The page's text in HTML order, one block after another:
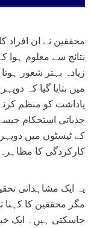
محققین نے ان افراد
نتائج سے معلوم ہوا
زیادہ بہتر شعور
میں بتایا گیا کہ
یاداشت کو منظم
جذباتی استحکام
کے ٹیسٹوں میں دوپہر
کارکردگی کا مظاہرہ
یہ ایک مشاہداتی
مگر محققین کا کہنا
جاسکتی ہیں۔ ایک